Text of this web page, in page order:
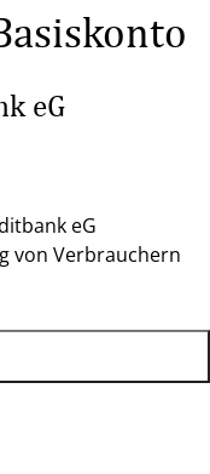
eG
eG
von Verbrauchern